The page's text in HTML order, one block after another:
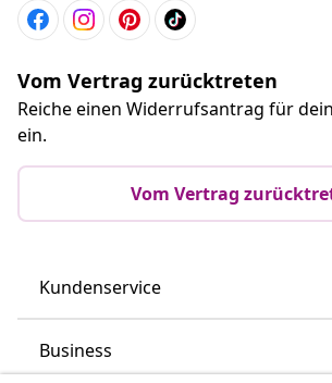
Vom Vertrag zurücktreten
Reiche einen Widerrufsantrag für
ein.
Vom Vertrag
Kundenservice
Business